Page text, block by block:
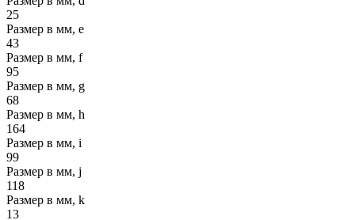
25
Размер в мм, e
43
Размер в мм, f
95
Размер в мм, g
68
Размер в мм, h
164
Размер в мм, i
99
Размер в мм, j
118
Размер в мм, k
13